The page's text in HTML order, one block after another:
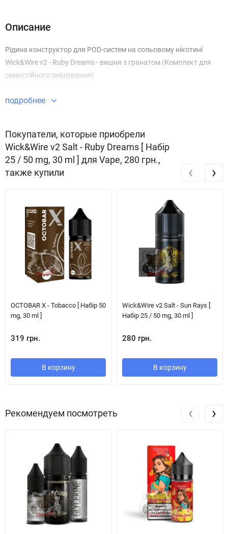
Описание
Рідина конструктор для POD-систем на сольовому нікотині
Wick&Wire v2 - Ruby Dreams - вишня з гранатом (Комплект для
самостійного змішування)
подробнее
Покупатели, которые приобрели
Wick&Wire v2 Salt - Ruby Dreams [ Набір
25 / 50 mg, 30 ml ] для Vape, 280 грн.,
также купили
OCTOBAR X - Tobacco [ Набір 50
mg, 30 ml ]
319 грн.
В корзину
Wick&Wire v2 Salt - Sun Rays [
Набір 25 / 50 mg, 30 ml ]
280 грн.
В корзину
‹ ›
Рекомендуем посмотреть ‹ ›